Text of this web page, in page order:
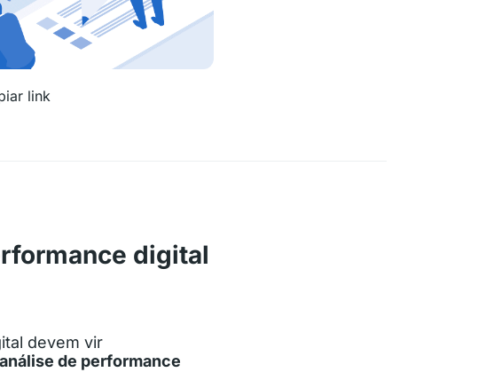
link
digital
devem vir
análise de performance